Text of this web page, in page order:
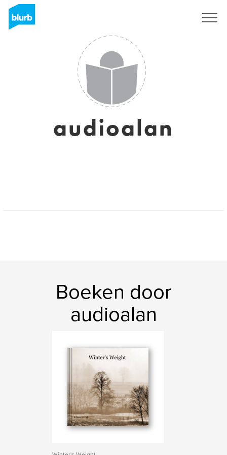
audioalan
Boeken door
audioalan